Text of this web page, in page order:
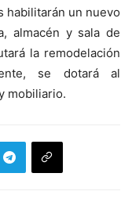
habilitarán un nuevo
almacén y sala de
la remodelación
se dotará al
mobiliario.